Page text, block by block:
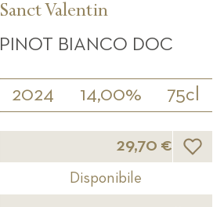
Sanct Valentin
PINOT BIANCO DOC
2024 14,00% 75cl
29,70 € Lista
Disponibile